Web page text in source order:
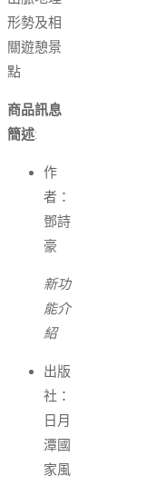
形勢及相
關遊憩景
點
商品訊息
簡述:
作
者：
鄧詩
豪
新功
能介
紹
出版
社：
日月
潭國
家風